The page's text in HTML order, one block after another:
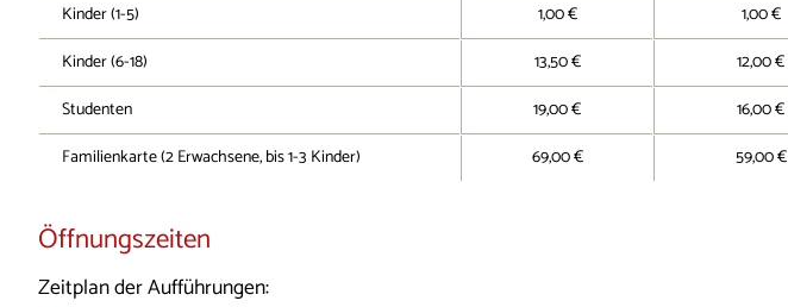
Kinder (1-5)
1,00 €
1,00 €
Kinder (6-18)
13,50 €
12,00 €
Studenten
19,00 €
16,00 €
Familienkarte (2 Erwachsene, bis 1-3 Kinder)
69,00 € 59,00 €
Öffnungszeiten
Zeitplan der Aufführungen: